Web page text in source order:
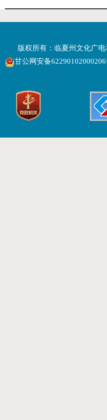
版权所有：临夏州文化广
甘公网安备